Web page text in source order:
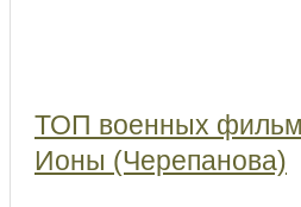
ТОП военных
Ионы (Черепанова)